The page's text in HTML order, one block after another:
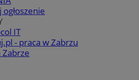
ogłoszenie
IT
- praca w Zabrzu
Zabrze